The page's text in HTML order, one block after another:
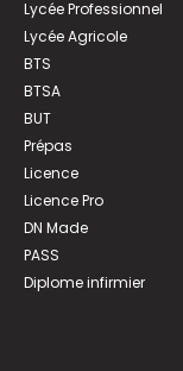
Lycée Professionnel
Lycée Agricole
BTS
BTSA
BUT
Prépas
Licence
Licence Pro
DN Made
PASS
Diplome infirmier